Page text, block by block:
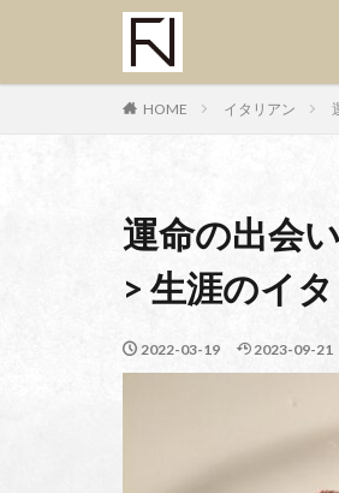
HOME イタリアン
運命の出会
> 生涯のイ
2022-03-19 2023-09-21